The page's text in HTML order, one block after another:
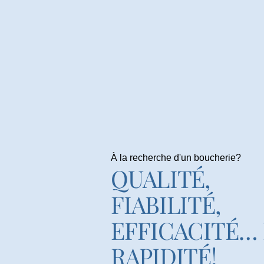
À la recherche d'un boucherie?
QUALITÉ,
FIABILITÉ,
EFFICACITÉ…
RAPIDITÉ!